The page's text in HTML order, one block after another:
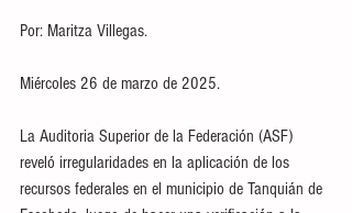
Por: Maritza Villegas.
Miércoles 26 de marzo de 2025.
La Auditoria Superior de la Federación (ASF)
reveló irregularidades en la aplicación de los
recursos federales en el municipio de Tanquián de